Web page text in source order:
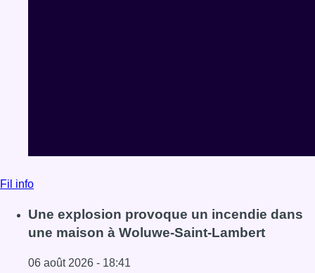
Fil info
Une explosion provoque un incendie dans
une maison à Woluwe-Saint-Lambert
06 août 2026 - 18:41